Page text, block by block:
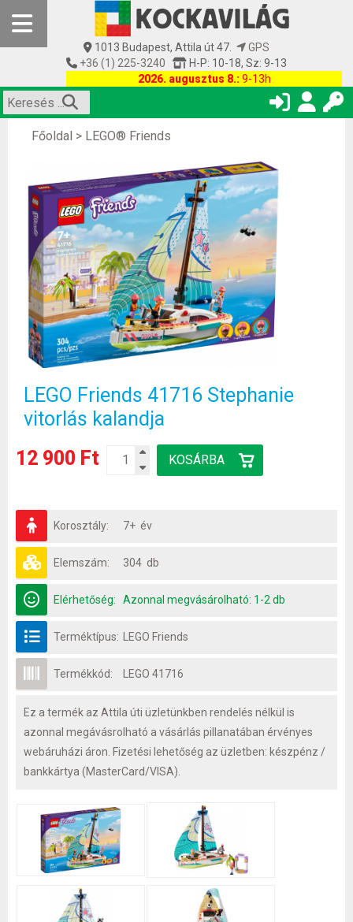
1013 Budapest, Attila út 47.
GPS
+36 (1) 225-3240
H-P: 10-18, Sz: 9-13
2026. augusztus 8.: 9-13h
Főoldal > LEGO® Friends
LEGO Friends 41716 Stephanie
vitorlás kalandja
12 900 Ft
Korosztály: 7+ év
Elemszám: 304 db
Elérhetőség: Azonnal megvásárolható: 1-2 db
Terméktípus: LEGO Friends
Termékkód: LEGO 41716
Ez a termék az Attila úti üzletünkben rendelés nélkül is
azonnal megávásrolható a vásárlás pillanatában érvényes
webáruházi áron. Fizetési lehetőség az üzletben: készpénz /
bankkártya (MasterCard/VISA).